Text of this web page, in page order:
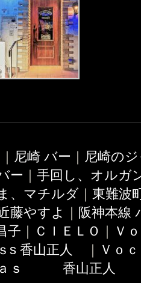
｜ 尼崎 バー ｜ 尼崎の
ー ｜ 手回し、オルガ
、マチルダ ｜ 東難波
藤やすよ ｜ 阪神本線
子 ｜ ＣＩＥＬＯ ｜ Ｖ
s 香山正人
｜ Ｖｏ
ａｓ 香山正人